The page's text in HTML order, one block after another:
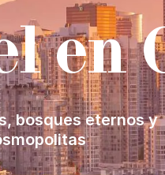
en
bosques eternos y